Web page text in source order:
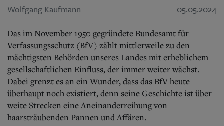
Wer wir sind
Aktuelle Ausgabe
Abonnenten-Login
Abonnent werden
Abo Prämien
Archiv
Mediadaten
Kontakt
Wolfgang Kaufmann 05.05.2024
Das im November 1950 gegründete Bundesamt für
Verfassungsschutz (BfV) zählt mittlerweile zu den
mächtigsten Behörden unseres Landes mit erheblichem
gesellschaftlichen Einfluss, der immer weiter wächst.
Dabei grenzt es an ein Wunder, dass das BfV heute
überhaupt noch existiert, denn seine Geschichte ist über
weite Strecken eine Aneinanderreihung von
haarsträubenden Pannen und Affären.